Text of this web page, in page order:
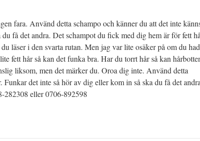
fara. Använd detta schampo och känner du att det inte
få det andra. Det schampot du fick med dig hem är för fett
läser i den svarta rutan. Men jag var lite osäker på om du
fett hår så kan det funka bra. Har du torrt hår så kan
liksom, men det märker du. Oroa dig inte. Använd detta
Funkar det inte så hör av dig eller kom in så ska du få det
282308 eller 0706-892598